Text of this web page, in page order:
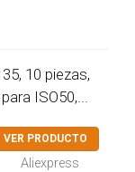
10 piezas,
ISO50,...
VER PRODUCTO
Aliexpress